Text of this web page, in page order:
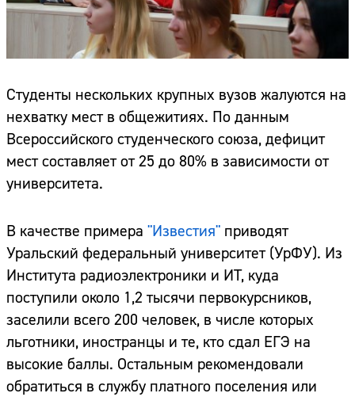
Студенты нескольких крупных вузов жалуются на
нехватку мест в общежитиях. По данным
Всероссийского студенческого союза, дефицит
мест составляет от 25 до 80% в зависимости от
университета.
В качестве примера "Известия" приводят
Уральский федеральный университет (УрФУ). Из
Института радиоэлектроники и ИТ, куда
поступили около 1,2 тысячи первокурсников,
заселили всего 200 человек, в числе которых
льготники, иностранцы и те, кто сдал ЕГЭ на
высокие баллы. Остальным рекомендовали
обратиться в службу платного поселения или